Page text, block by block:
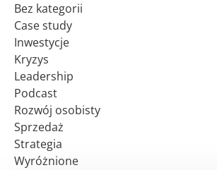
Bez kategorii
Case study
Inwestycje
Kryzys
Leadership
Podcast
Rozwój osobisty
Sprzedaż
Strategia
Wyróżnione